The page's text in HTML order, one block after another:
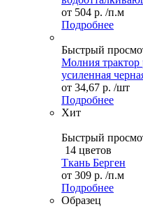
от 504 р. /п.м
Подробнее
Быстрый
Молния трактор
усиленная
от 34,67 р. /шт
Подробнее
Хит
Быстрый
14 цветов
Ткань Берген
от 309 р. /п.м
Подробнее
Образец